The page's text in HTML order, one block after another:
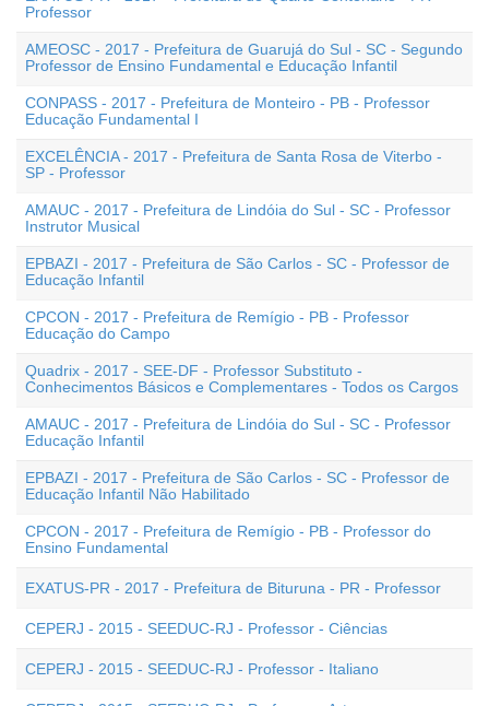
Professor
AMEOSC - 2017 - Prefeitura de Guarujá do Sul - SC - Segundo
Professor de Ensino Fundamental e Educação Infantil
CONPASS - 2017 - Prefeitura de Monteiro - PB - Professor
Educação Fundamental I
EXCELÊNCIA - 2017 - Prefeitura de Santa Rosa de Viterbo -
SP - Professor
AMAUC - 2017 - Prefeitura de Lindóia do Sul - SC - Professor
Instrutor Musical
EPBAZI - 2017 - Prefeitura de São Carlos - SC - Professor de
Educação Infantil
CPCON - 2017 - Prefeitura de Remígio - PB - Professor
Educação do Campo
Quadrix - 2017 - SEE-DF - Professor Substituto -
Conhecimentos Básicos e Complementares - Todos os Cargos
AMAUC - 2017 - Prefeitura de Lindóia do Sul - SC - Professor
Educação Infantil
EPBAZI - 2017 - Prefeitura de São Carlos - SC - Professor de
Educação Infantil Não Habilitado
CPCON - 2017 - Prefeitura de Remígio - PB - Professor do
Ensino Fundamental
EXATUS-PR - 2017 - Prefeitura de Bituruna - PR - Professor
CEPERJ - 2015 - SEEDUC-RJ - Professor - Ciências
CEPERJ - 2015 - SEEDUC-RJ - Professor - Italiano